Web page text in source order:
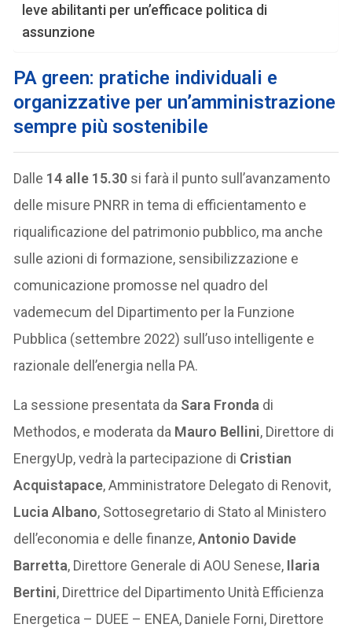
leve abilitanti per un’efficace politica di
assunzione
PA green: pratiche individuali e
organizzative per un’amministrazione
sempre più sostenibile
Dalle 14 alle 15.30 si farà il punto sull’avanzamento
delle misure PNRR in tema di efficientamento e
riqualificazione del patrimonio pubblico, ma anche
sulle azioni di formazione, sensibilizzazione e
comunicazione promosse nel quadro del
vademecum del Dipartimento per la Funzione
Pubblica (settembre 2022) sull’uso intelligente e
razionale dell’energia nella PA.
La sessione presentata da Sara Fronda di
Methodos, e moderata da Mauro Bellini, Direttore di
EnergyUp, vedrà la partecipazione di Cristian
Acquistapace, Amministratore Delegato di Renovit,
Lucia Albano, Sottosegretario di Stato al Ministero
dell’economia e delle finanze,Antonio Davide
Barretta, Direttore Generale di AOU Senese, Ilaria
Bertini, Direttrice del Dipartimento Unità Efficienza
Energetica – DUEE – ENEA, Daniele Forni, Direttore